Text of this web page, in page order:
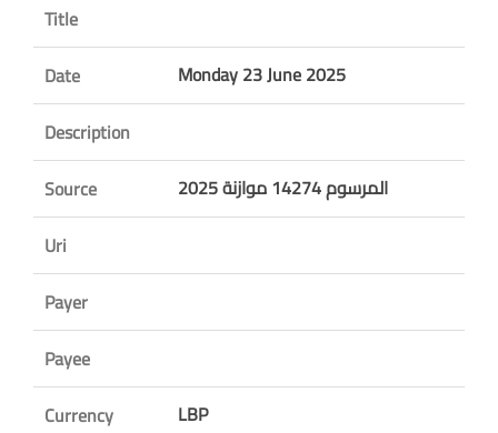
Title
Date
Monday 23 June 2025
Description
Source
المرسوم 14274 موازنة 2025
Uri
Payer
Payee
Currency
LBP